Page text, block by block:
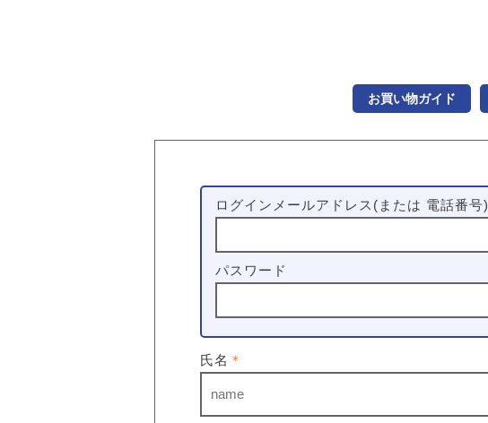
お買い物ガイド
ログインメールアドレス(または 電話番号)
パスワード
氏名 ＊